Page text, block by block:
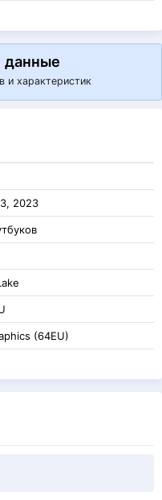
данные
и характеристик
2023
(64EU)